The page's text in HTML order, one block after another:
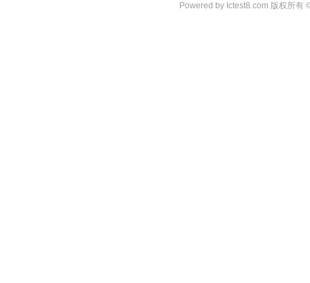
Powered by Ictest8.com 版权所